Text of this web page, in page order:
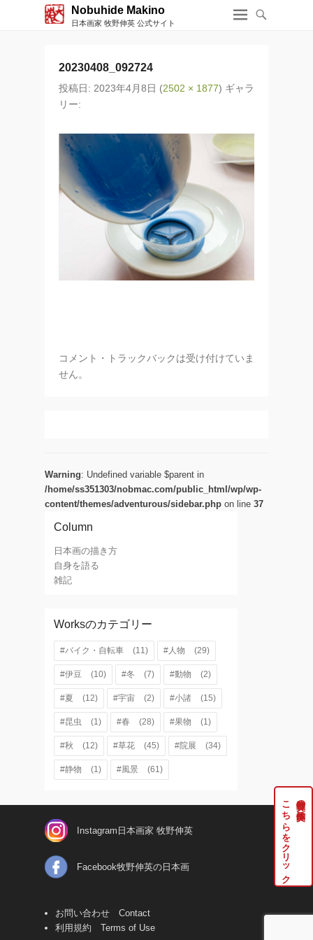
Nobuhide Makino
日本画家 牧野伸英 公式サイト
20230408_092724
投稿日: 2023年4月8日 (2502 × 1877) ギャラ
リー:
コメント・トラックバックは受け付けていま
せん。
Warning: Undefined variable $parent in
/home/ss351303/nobmac.com/public_html/wp/wp-
content/themes/adventurous/sidebar.php on line 37
Column
日本画の描き方
自身を語る
雑記
Worksのカテゴリー
#バイク・自転車 (11) #人物 (29)
#伊豆 (10) #冬 (7) #動物 (2)
#夏 (12) #宇宙 (2) #小諸 (15)
#昆虫 (1) #春 (28) #果物 (1)
#秋 (12) #草花 (45) #院展 (34)
#静物 (1) #風景 (61)
牧野伸英の実作品は
こちらをクリック
Instagram日本画家 牧野伸英
Facebook牧野伸英の日本画
お問い合わせ Contact
利用規約 Terms of Use